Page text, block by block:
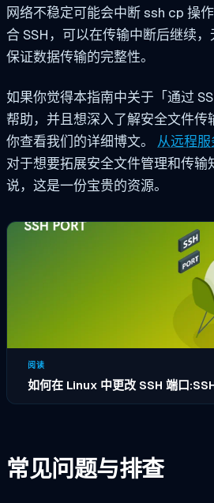
网络不稳定可能会中断 ssh cp 操
合 SSH，可以在传输中断后继续
保证数据传输的完整性。
如果你觉得本指南中关于「通过
帮助，并且想深入了解安全文件传
你查看我们的详细博文。 从远程
对于想要拓展安全文件管理和传
说，这是一份宝贵的资源。
阅读
如何在 Linux 中更改 SSH 端口
常见问题与排查